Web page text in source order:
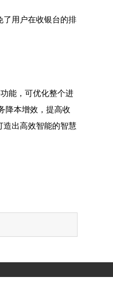
用户在收银台的排
能，可优化整个进
降本增效，提高收
造出高效智能的智慧